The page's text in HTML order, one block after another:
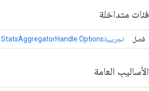
فئات متداخلة
فصل تجريبيةStatsAggregatorHandle.Options
الأساليب العامة